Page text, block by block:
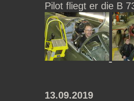
Pilot fliegt er die B
13.09.2019